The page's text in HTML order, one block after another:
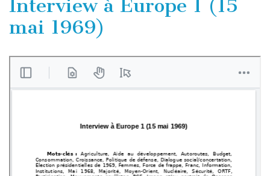
PEDAGOGICAL AREA
Interview à Europe 1 (15
mai 1969)